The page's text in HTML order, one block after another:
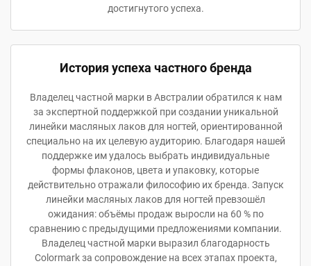
достигнутого успеха.
История успеха частного бренда
Владелец частной марки в Австралии обратился к нам
за экспертной поддержкой при создании уникальной
линейки масляных лаков для ногтей, ориентированной
специально на их целевую аудиторию. Благодаря нашей
поддержке им удалось выбрать индивидуальные
формы флаконов, цвета и упаковку, которые
действительно отражали философию их бренда. Запуск
линейки масляных лаков для ногтей превзошёл
ожидания: объёмы продаж выросли на 60 % по
сравнению с предыдущими предложениями компании.
Владелец частной марки выразил благодарность
Colormark за сопровождение на всех этапах проекта,